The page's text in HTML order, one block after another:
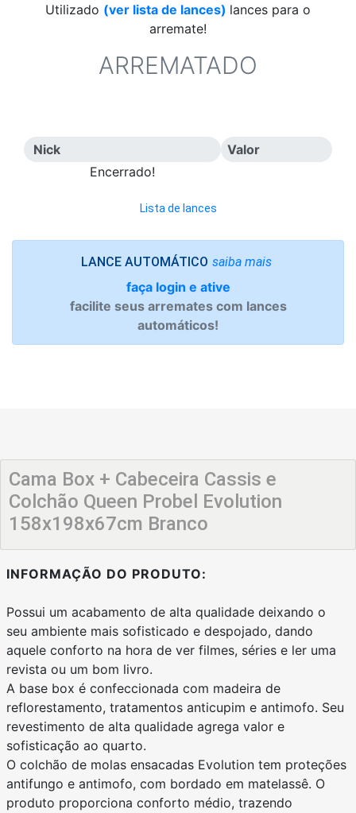
Utilizado (ver lista de lances) lances para o
arremate!
ARREMATADO
Nick
Valor
Encerrado!
Lista de lances
LANCE AUTOMÁTICO saiba mais
faça login e ative
facilite seus arremates com lances
automáticos!
Cama Box + Cabeceira Cassis e
Colchão Queen Probel Evolution
158x198x67cm Branco
INFORMAÇÃO DO PRODUTO:
Possui um acabamento de alta qualidade deixando o
seu ambiente mais sofisticado e despojado, dando
aquele conforto na hora de ver filmes, séries e ler uma
revista ou um bom livro.
A base box é confeccionada com madeira de
reflorestamento, tratamentos anticupim e antimofo. Seu
revestimento de alta qualidade agrega valor e
sofisticação ao quarto.
O colchão de molas ensacadas Evolution tem proteções
antifungo e antimofo, com bordado em matelassê. O
produto proporciona conforto médio, trazendo